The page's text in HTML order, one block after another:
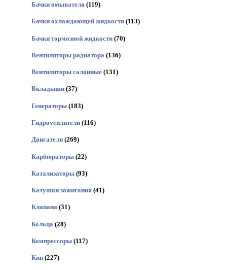
Бачки омывателя (119)
Бачки охлаждающей жидкости (113)
Бачки тормозной жидкости (70)
Вентиляторы радиатора (136)
Вентиляторы салонные (131)
Вкладыши (37)
Генераторы (183)
Гидроусилители (116)
Двигатели (269)
Карбюраторы (22)
Катализаторы (93)
Катушки зажигания (41)
Клапана (31)
Кольца (28)
Компрессоры (117)
Кпп (227)